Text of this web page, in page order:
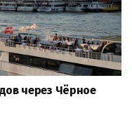
через Чёрное